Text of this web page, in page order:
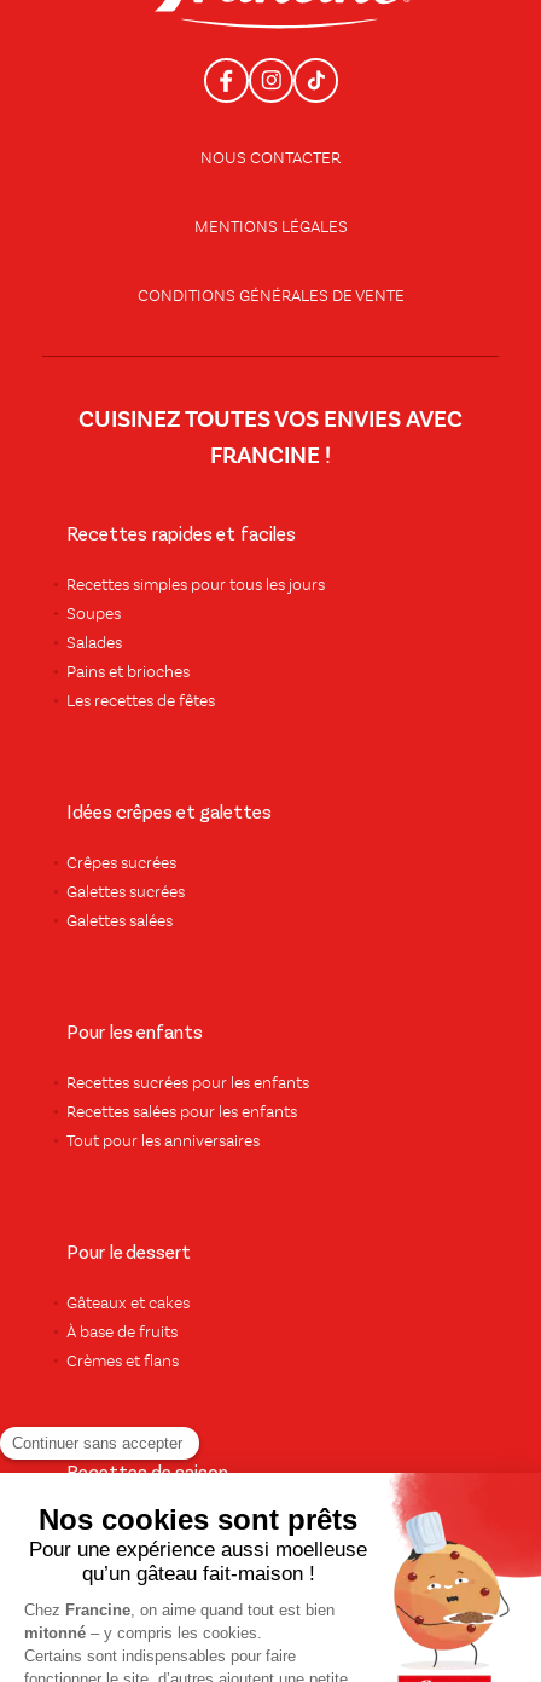
NOUS CONTACTER
MENTIONS LÉGALES
CONDITIONS GÉNÉRALES DE VENTE
CUISINEZ TOUTES VOS ENVIES AVEC
FRANCINE !
Recettes rapides et faciles
Recettes simples pour tous les jours
Soupes
Salades
Pains et brioches
Les recettes de fêtes
Idées crêpes et galettes
Crêpes sucrées
Galettes sucrées
Galettes salées
Pour les enfants
Recettes sucrées pour les enfants
Recettes salées pour les enfants
Tout pour les anniversaires
Pour le dessert
Gâteaux et cakes
À base de fruits
Crèmes et flans
Recettes de saison
Printemps
Été
Automne
Hiver